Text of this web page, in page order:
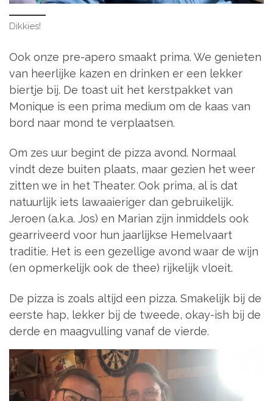
Dikkies!
Ook onze pre-apero smaakt prima. We genieten
van heerlijke kazen en drinken er een lekker
biertje bij. De toast uit het kerstpakket van
Monique is een prima medium om de kaas van
bord naar mond te verplaatsen.
Om zes uur begint de pizza avond. Normaal
vindt deze buiten plaats, maar gezien het weer
zitten we in het Theater. Ook prima, al is dat
natuurlijk iets lawaaieriger dan gebruikelijk.
Jeroen (a.k.a. Jos) en Marian zijn inmiddels ook
gearriveerd voor hun jaarlijkse Hemelvaart
traditie. Het is een gezellige avond waar de wijn
(en opmerkelijk ook de thee) rijkelijk vloeit.
De pizza is zoals altijd een pizza. Smakelijk bij de
eerste hap, lekker bij de tweede, okay-ish bij de
derde en maagvulling vanaf de vierde.